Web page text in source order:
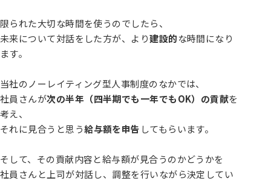
限られた大切な時間を使うのでしたら、
未来について対話をした方が、より建設的な時間になり
ます。
当社のノーレイティング型人事制度のなかでは、
社員さんが次の半年（四半期でも一年でもOK）の貢献を
考え、
それに見合うと思う給与額を申告 してもらいます。
そして、その貢献内容と給与額が見合うのかどうかを
社員さんと上司が対話し、調整を行いながら決定してい